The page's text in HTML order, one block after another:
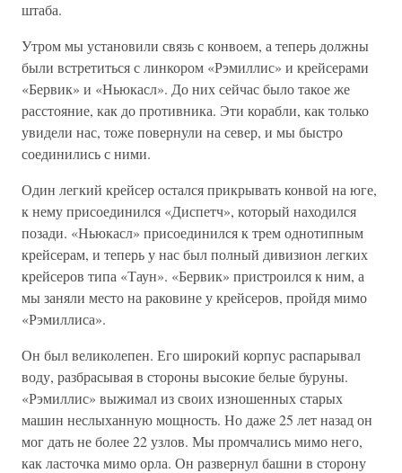
штаба.
Утром мы установили связь с конвоем, а теперь должны
были встретиться с линкором «Рэмиллис» и крейсерами
«Бервик» и «Ньюкасл». До них сейчас было такое же
расстояние, как до противника. Эти корабли, как только
увидели нас, тоже повернули на север, и мы быстро
соединились с ними.
Один легкий крейсер остался прикрывать конвой на юге,
к нему присоединился «Диспетч», который находился
позади. «Ньюкасл» присоединился к трем однотипным
крейсерам, и теперь у нас был полный дивизион легких
крейсеров типа «Таун». «Бервик» пристроился к ним, а
мы заняли место на раковине у крейсеров, пройдя мимо
«Рэмиллиса».
Он был великолепен. Его широкий корпус распарывал
воду, разбрасывая в стороны высокие белые буруны.
«Рэмиллис» выжимал из своих изношенных старых
машин неслыханную мощность. Но даже 25 лет назад он
мог дать не более 22 узлов. Мы промчались мимо него,
как ласточка мимо орла. Он развернул башни в сторону